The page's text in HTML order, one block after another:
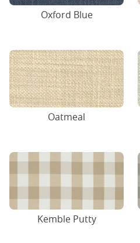
Oxford Blue
Oatmeal
Kemble Putty